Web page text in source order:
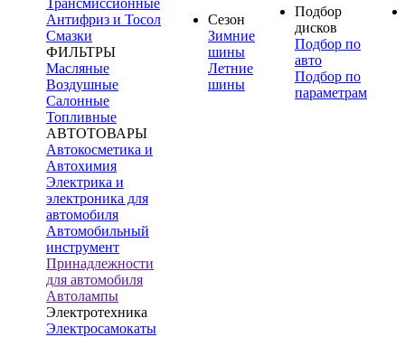
Антифриз и Тосол
Смазки
ФИЛЬТРЫ
Масляные
Воздушные
Салонные
Топливные
АВТОТОВАРЫ
Автокосметика и
Автохимия
Электрика и
электроника для
автомобиля
Автомобильный
инструмент
Принадлежности
для автомобиля
Автолампы
Электротехника
Электросамокаты
Сезон
Зимние
шины
Летние
шины
Подбор
дисков
Подбор по
авто
Подбор по
параметрам